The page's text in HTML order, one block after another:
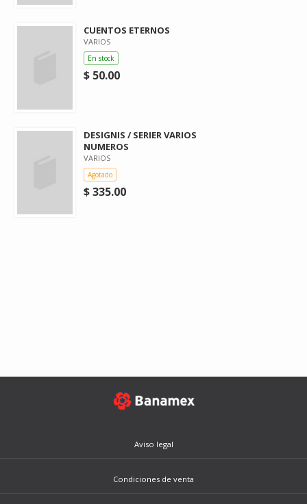
CUENTOS ETERNOS
VARIOS
En stock
$ 50.00
DESIGNIS / SERIER VARIOS
NUMEROS
VARIOS
Agotado
$ 335.00
Aviso legal
Condiciones de venta